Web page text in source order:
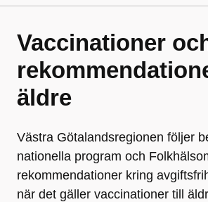
Vaccinationer
äldre
Västra Götalandsregionen följer
nationella program och
rekommendationer kring
när det gäller vaccinationer till